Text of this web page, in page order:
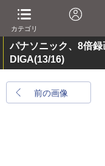
カテゴリ
パナソニック、8倍
DIGA(13/16)
前の画像